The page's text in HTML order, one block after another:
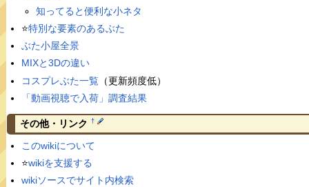
知ってると便利な小ネタ
⭐️特別な要素のあるぶた
ぶた小屋全景
MIXと3Dの違い
コスプレぶた一覧（更新頻度低）
「動画視聴で入荷」調査結果
その他・リンク †
このwikiについて
⭐️wikiを支援する
wikiソースでサイト内検索